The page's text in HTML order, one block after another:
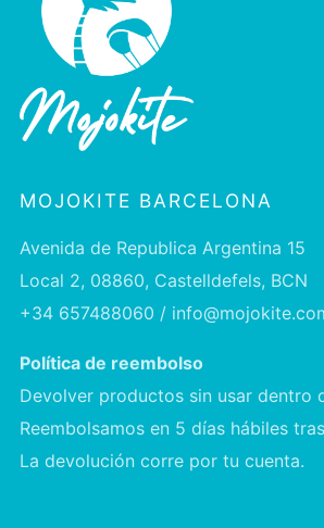
MOJOKITE BARCELONA
Avenida de Republica Argentina 15
Local 2, 08860, Castelldefels, BCN
+34 657488060 /
Política de reembolso
Devolver productos sin usar dentro
Reembolsamos en 5 días hábiles
La devolución corre por tu cuenta.